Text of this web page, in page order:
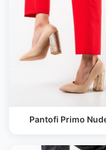
Pantofi Primo